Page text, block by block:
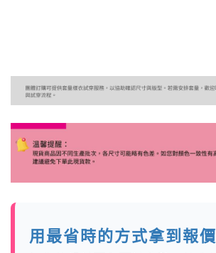
用最省時的方式拿到報價